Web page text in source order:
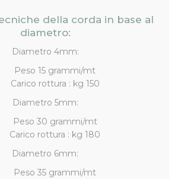
della corda in base al
diametro:
Diametro 4mm:
Peso 15 grammi/mt
Carico rottura : kg 150
Diametro 5mm:
Peso 30 grammi/mt
Carico rottura : kg 180
Diametro 6mm:
Peso 35 grammi/mt